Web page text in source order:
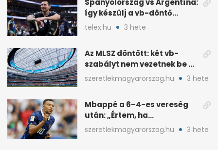
így készülj a vb-döntő
taktikai csatájára
telex.hu 3 hete
Az MLSZ döntött: két vb-
szabályt nem vezetnek be az
NB I-ben
szeretlekmagyarorszag.hu 3 hete
Mbappé a 6–4-es vereség
után: „Értem, ha
pofátlanságnak tűnt”
szeretlekmagyarorszag.hu 3 hete